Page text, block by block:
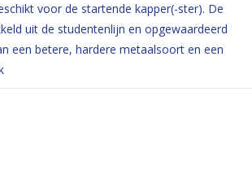
voor de startende kapper(-ster). De
uit de studentenlijn en opgewaardeerd
een betere, hardere metaalsoort en een